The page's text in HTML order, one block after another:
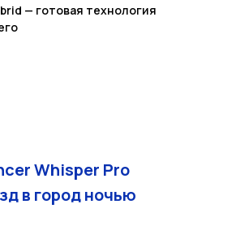
Whisper Pro
в город ночью
— готовая технология